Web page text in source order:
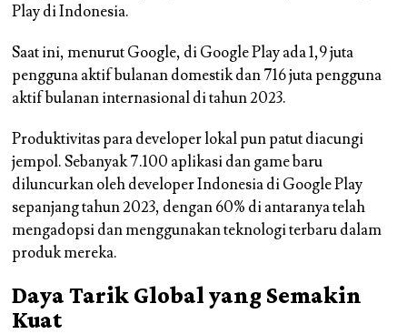
Play di Indonesia.
Saat ini, menurut Google, di Google Play ada 1,9 juta
pengguna aktif bulanan domestik dan 716 juta pengguna
aktif bulanan internasional di tahun 2023.
Produktivitas para developer lokal pun patut diacungi
jempol. Sebanyak 7.100 aplikasi dan game baru
diluncurkan oleh developer Indonesia di Google Play
sepanjang tahun 2023, dengan 60% di antaranya telah
mengadopsi dan menggunakan teknologi terbaru dalam
produk mereka.
Daya Tarik Global yang Semakin
Kuat